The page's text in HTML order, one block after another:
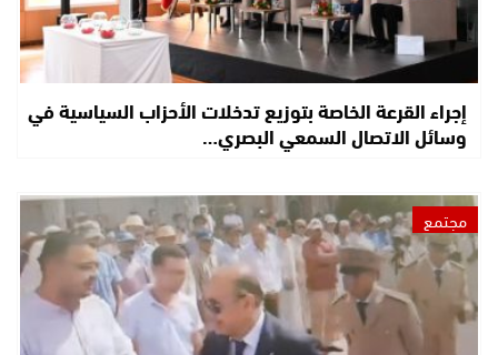
إجراء القرعة الخاصة بتوزيع تدخلات الأحزاب السياسية في
وسائل الاتصال السمعي البصري…
مجتمع